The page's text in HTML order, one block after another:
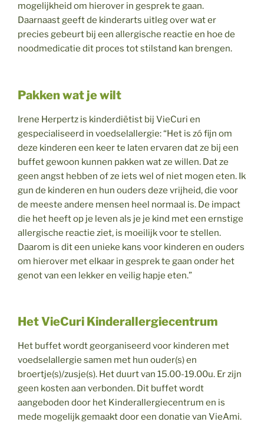
mogelijkheid om hierover in gesprek te gaan.
Daarnaast geeft de kinderarts uitleg over wat er
precies gebeurt bij een allergische reactie en hoe de
noodmedicatie dit proces tot stilstand kan brengen.
Pakken wat je wilt
Irene Herpertz is kinderdiëtist bij VieCuri en
gespecialiseerd in voedselallergie: “Het is zó fijn om
deze kinderen een keer te laten ervaren dat ze bij een
buffet gewoon kunnen pakken wat ze willen. Dat ze
geen angst hebben of ze iets wel of niet mogen eten. Ik
gun de kinderen en hun ouders deze vrijheid, die voor
de meeste andere mensen heel normaal is. De impact
die het heeft op je leven als je je kind met een ernstige
allergische reactie ziet, is moeilijk voor te stellen.
Daarom is dit een unieke kans voor kinderen en ouders
om hierover met elkaar in gesprek te gaan onder het
genot van een lekker en veilig hapje eten.”
Het VieCuri Kinderallergiecentrum
Het buffet wordt georganiseerd voor kinderen met
voedselallergie samen met hun ouder(s) en
broertje(s)/zusje(s). Het duurt van 15.00-19.00u. Er zijn
geen kosten aan verbonden. Dit buffet wordt
aangeboden door het Kinderallergiecentrum en is
mede mogelijk gemaakt door een donatie van VieAmi.